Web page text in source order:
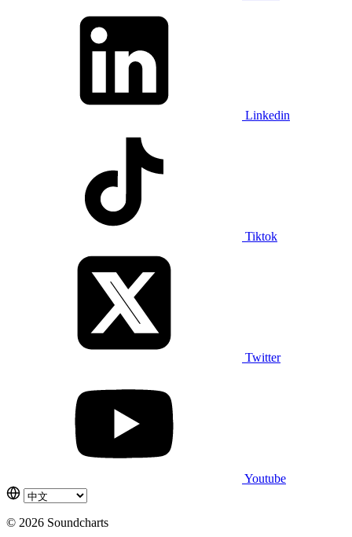
Linkedin
Tiktok
Twitter
Youtube
© 2026 Soundcharts